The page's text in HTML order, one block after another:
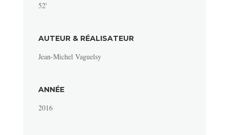
52'
AUTEUR & RÉALISATEUR
Jean-Michel Vaguelsy
ANNÉE
2016